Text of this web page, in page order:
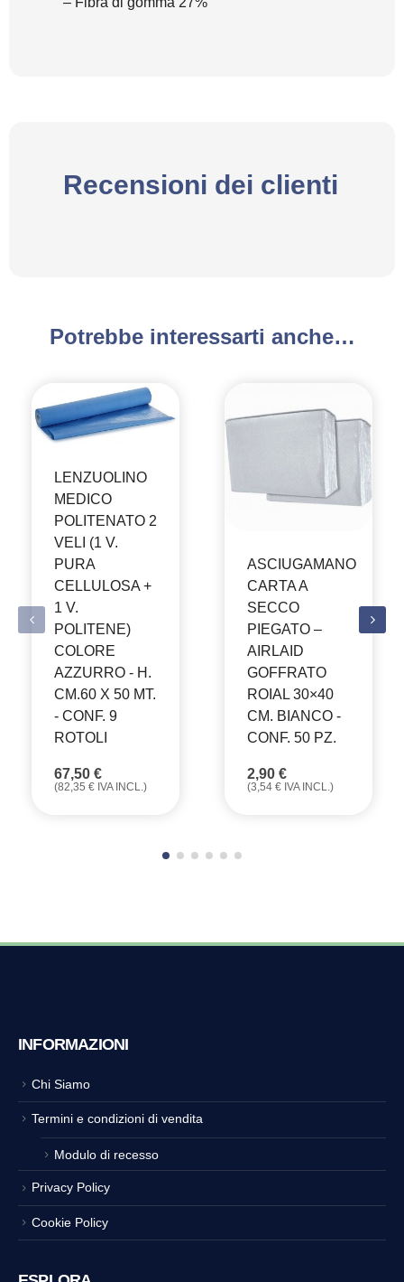
Recensioni dei clienti
Potrebbe interessarti anche…
LENZUOLINO
MEDICO
POLITENATO 2
VELI (1 V.
PURA
CELLULOSA +
1 V.
POLITENE)
COLORE
AZZURRO - H.
CM.60 X 50 MT.
- CONF. 9
ROTOLI
67,50 €
(82,35 € IVA INCL.)
ASCIUGAMANO
CARTA A
SECCO
PIEGATO –
AIRLAID
GOFFRATO
ROIAL 30×40
CM. BIANCO -
CONF. 50 PZ.
2,90 €
(3,54 € IVA INCL.)
INFORMAZIONI
Chi Siamo
Termini e condizioni di vendita
Modulo di recesso
Privacy Policy
Cookie Policy